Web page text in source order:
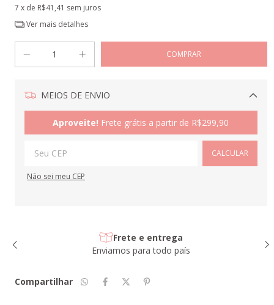
7 x de R$41,41 sem juros
Ver mais detalhes
MEIOS DE ENVIO
Aproveite! Frete grátis a partir de R$299,90
CALCULAR
Não sei meu CEP
Frete e entrega
Enviamos para todo país
Compartilhar